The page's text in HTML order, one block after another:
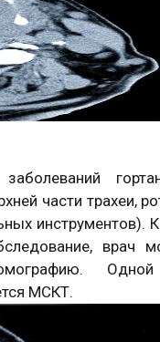
части трахеи,
инструментов).
врач
МСКТ.